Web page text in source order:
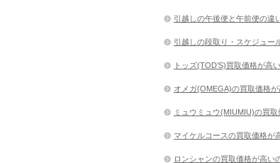
引越しの午後便と午前便の違
引越しの段取り・スケジュー
トッズ(TOD’S)買取価格が高
オメガ(OMEGA)の買取価格が
ミュウミュウ(MIUMIU)の買
マイケルコースの買取価格が
ロンシャンの買取価格が高い